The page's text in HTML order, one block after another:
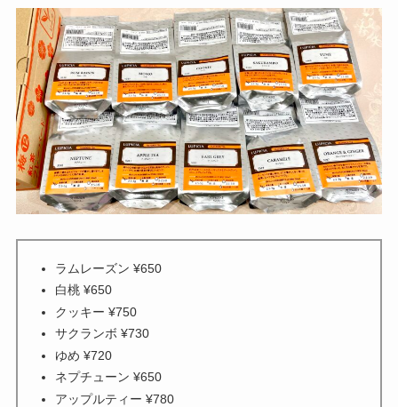
ラムレーズン ¥650
白桃 ¥650
クッキー ¥750
サクランボ ¥730
ゆめ ¥720
ネプチューン ¥650
アップルティー ¥780